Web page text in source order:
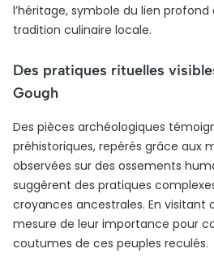
l’héritage, symbole du lien
tradition culinaire locale.
Des pratiques rituelles
Gough
Des pièces archéologiques
préhistoriques, repérés grâce aux
observées sur des ossements
suggèrent des pratiques
croyances ancestrales. En visitant
mesure de leur importance pour
coutumes de ces peuples reculés.